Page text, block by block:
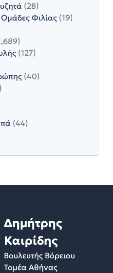
(28)
Ομάδες Φιλίας (19)
(127)
(40)
(44)
Δημήτρης
Καιρίδης
Βουλευτής Βόρειου
Τομέα Αθήνας